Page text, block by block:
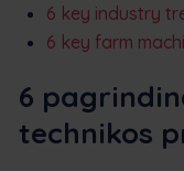
6 key industry
6 key farm
6
technikos